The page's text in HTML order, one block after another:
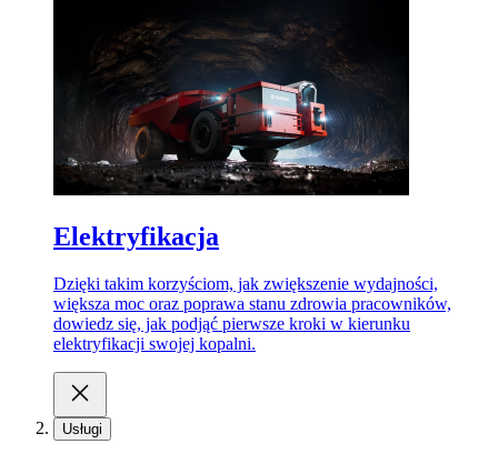
Elektryfikacja
Dzięki takim korzyściom, jak zwiększenie wydajności,
większa moc oraz poprawa stanu zdrowia pracowników,
dowiedz się, jak podjąć pierwsze kroki w kierunku
elektryfikacji swojej kopalni.
Usługi